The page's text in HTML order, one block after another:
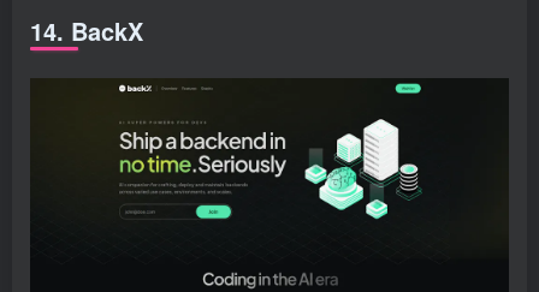
14. BackX